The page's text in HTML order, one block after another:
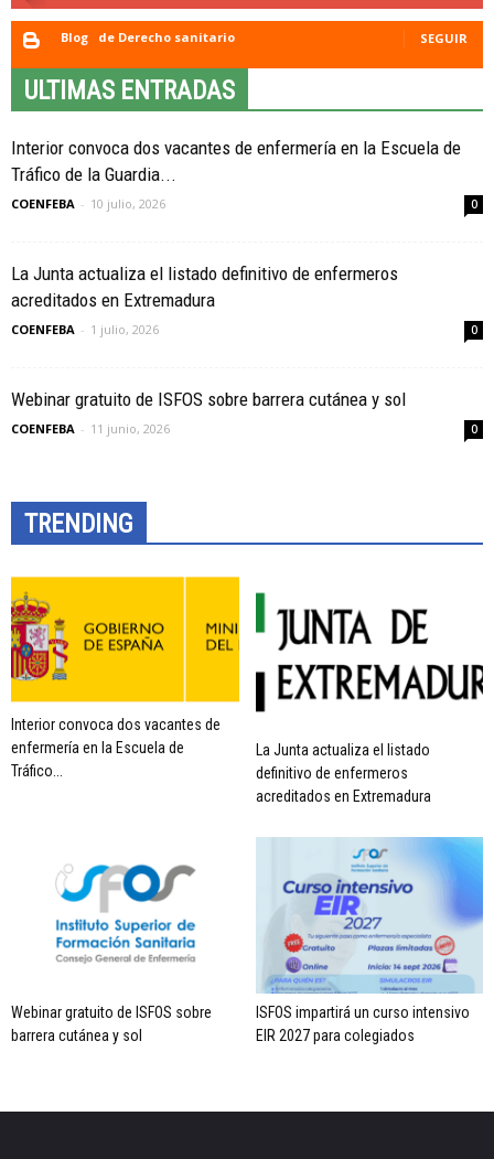
Blog de Derecho sanitario SEGUIR
ULTIMAS ENTRADAS
Interior convoca dos vacantes de enfermería en la Escuela de
Tráfico de la Guardia...
COENFEBA - 10 julio, 2026 0
La Junta actualiza el listado definitivo de enfermeros
acreditados en Extremadura
COENFEBA - 1 julio, 2026 0
Webinar gratuito de ISFOS sobre barrera cutánea y sol
COENFEBA - 11 junio, 2026 0
TRENDING
Interior convoca dos vacantes de
enfermería en la Escuela de
Tráfico...
La Junta actualiza el listado
definitivo de enfermeros
acreditados en Extremadura
Webinar gratuito de ISFOS sobre
barrera cutánea y sol
ISFOS impartirá un curso intensivo
EIR 2027 para colegiados